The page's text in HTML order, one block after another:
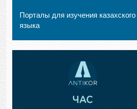
Порталы для изучения казахского
языка